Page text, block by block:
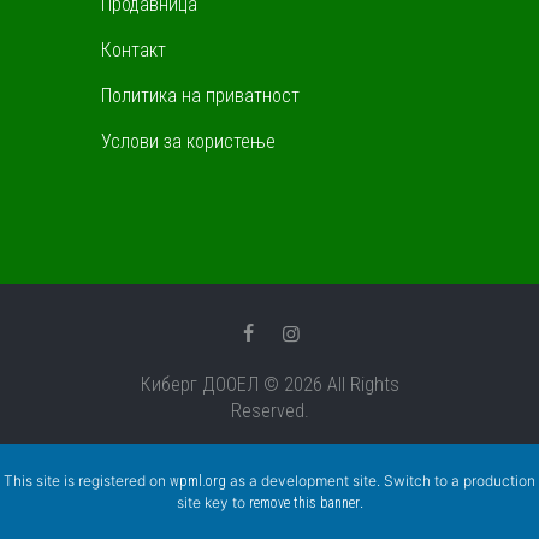
Контакт
Политика на приватност
Услови за користење
Киберг ДООЕЛ © 2026 All Rights
Reserved.
This site is registered on wpml.org as a development site. Switch to a production
site key to remove this banner.